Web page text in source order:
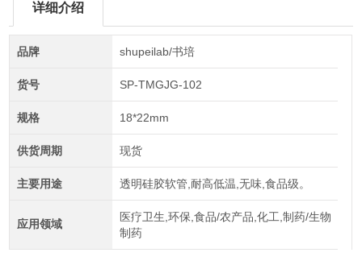
详细介绍
品牌 shupeilab/书培
货号 SP-TMGJG-102
规格 18*22mm
供货周期 现货
主要用途 透明硅胶软管,耐高低温,无味,食品级。
应用领域
医疗卫生,环保,食品/农产品,化工,制药/生物
制药